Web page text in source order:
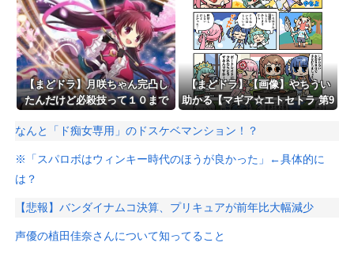
【まどドラ】月咲ちゃん完凸し
たんだけど必殺技って１０まで
【まどドラ】【画像】やちうい
助かる【マギア☆エトセトラ 第9
なんと「ド痴女専用」のドスケベマンション！？
※「スパロボはウィンキー時代のほうが良かった」←具体的に
は？
【悲報】バンダイナムコ決算、プリキュアが前年比大幅減少
声優の植田佳奈さんについて知ってること